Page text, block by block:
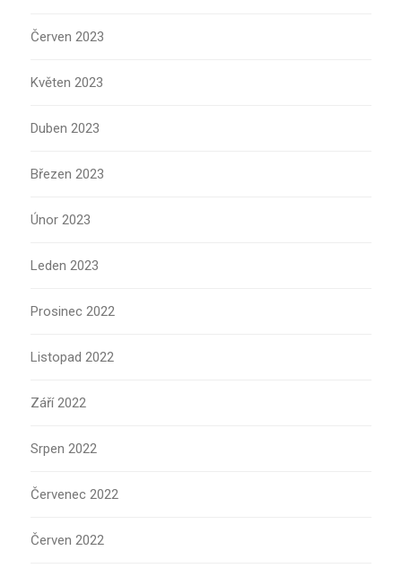
Červen 2023
Květen 2023
Duben 2023
Březen 2023
Únor 2023
Leden 2023
Prosinec 2022
Listopad 2022
Září 2022
Srpen 2022
Červenec 2022
Červen 2022